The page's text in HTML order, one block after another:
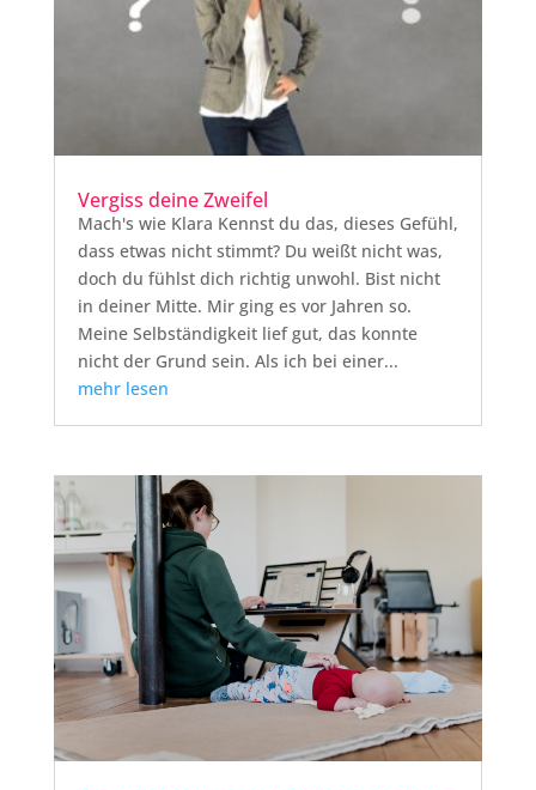
Vergiss deine Zweifel
Mach's wie Klara Kennst du das, dieses Gefühl,
dass etwas nicht stimmt? Du weißt nicht was,
doch du fühlst dich richtig unwohl. Bist nicht
in deiner Mitte. Mir ging es vor Jahren so.
Meine Selbständigkeit lief gut, das konnte
nicht der Grund sein. Als ich bei einer...
mehr lesen